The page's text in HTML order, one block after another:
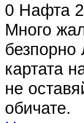
0 Нафта
Много
картата
не
обичате.